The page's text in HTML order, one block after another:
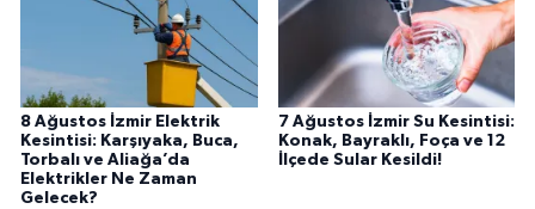
8 Ağustos İzmir Elektrik
Kesintisi: Karşıyaka, Buca,
Torbalı ve Aliağa’da
Elektrikler Ne Zaman
Gelecek?
7 Ağustos İzmir Su Kesintisi:
Konak, Bayraklı, Foça ve 12
İlçede Sular Kesildi!